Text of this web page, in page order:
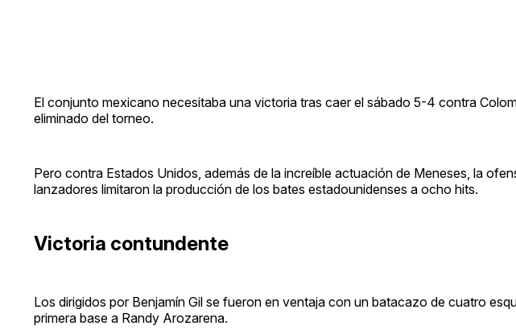
El conjunto mexicano necesitaba una victoria tras caer el sábado 5-4 contra
eliminado del torneo.
Pero contra Estados Unidos, además de la increíble actuación de Meneses, la
lanzadores limitaron la producción de los bates estadounidenses a ocho hits.
Victoria contundente
Los dirigidos por Benjamín Gil se fueron en ventaja con un batacazo de cuatro
primera base a Randy Arozarena.